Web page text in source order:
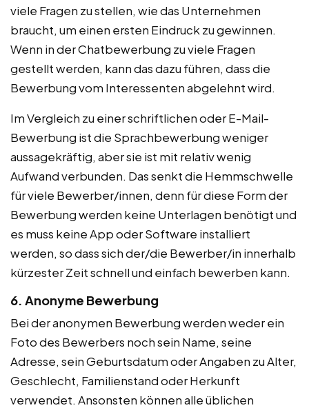
viele Fragen zu stellen, wie das Unternehmen
braucht, um einen ersten Eindruck zu gewinnen.
Wenn in der Chatbewerbung zu viele Fragen
gestellt werden, kann das dazu führen, dass die
Bewerbung vom Interessenten abgelehnt wird.
Im Vergleich zu einer schriftlichen oder E-Mail-
Bewerbung ist die Sprachbewerbung weniger
aussagekräftig, aber sie ist mit relativ wenig
Aufwand verbunden. Das senkt die Hemmschwelle
für viele Bewerber/innen, denn für diese Form der
Bewerbung werden keine Unterlagen benötigt und
es muss keine App oder Software installiert
werden, so dass sich der/die Bewerber/in innerhalb
kürzester Zeit schnell und einfach bewerben kann.
6. Anonyme Bewerbung
Bei der anonymen Bewerbung werden weder ein
Foto des Bewerbers noch sein Name, seine
Adresse, sein Geburtsdatum oder Angaben zu Alter,
Geschlecht, Familienstand oder Herkunft
verwendet. Ansonsten können alle üblichen